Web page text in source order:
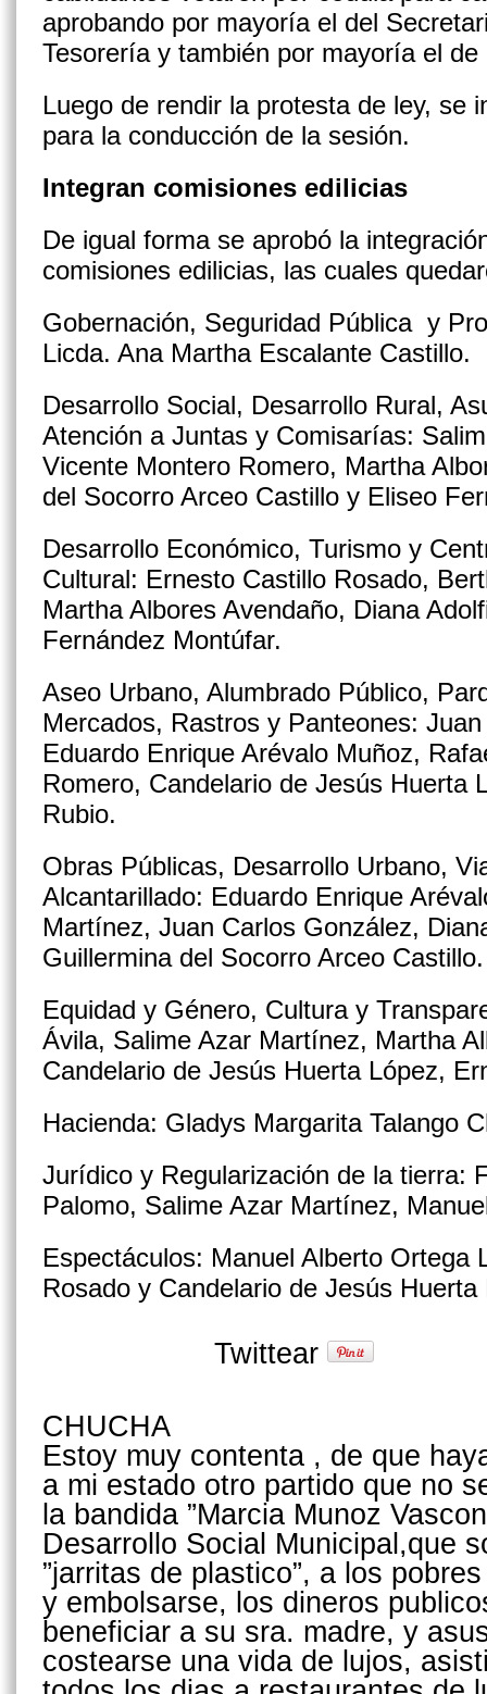
aprobando por mayoría el del
Tesorería y también por mayoría el de
Luego de rendir la protesta de ley, se
para la conducción de la sesión.
Integran comisiones edilicias
De igual forma se aprobó la
comisiones edilicias, las cuales
Gobernación, Seguridad Pública y
Licda. Ana Martha Escalante Castillo.
Desarrollo Social, Desarrollo Rural,
Atención a Juntas y Comisarías:
Vicente Montero Romero, Martha
del Socorro Arceo Castillo y Eliseo
Desarrollo Económico, Turismo y
Cultural: Ernesto Castillo Rosado,
Martha Albores Avendaño, Diana
Fernández Montúfar.
Aseo Urbano, Alumbrado Público,
Mercados, Rastros y Panteones:
Eduardo Enrique Arévalo Muñoz,
Romero, Candelario de Jesús Huerta
Rubio.
Obras Públicas, Desarrollo Urbano,
Alcantarillado: Eduardo Enrique
Martínez, Juan Carlos González,
Guillermina del Socorro Arceo Castillo.
Equidad y Género, Cultura y
Ávila, Salime Azar Martínez, Martha
Candelario de Jesús Huerta López,
Hacienda: Gladys Margarita Talango
Jurídico y Regularización de la tierra:
Palomo, Salime Azar Martínez,
Espectáculos: Manuel Alberto Ortega
Rosado y Candelario de Jesús Huerta
Twittear
CHUCHA
Estoy muy contenta , de que
a mi estado otro partido que no
la bandida ”Marcia Munoz
Desarrollo Social Municipal,que
”jarritas de plastico”, a los
y embolsarse, los dineros
beneficiar a su sra. madre, y
costearse una vida de lujos,